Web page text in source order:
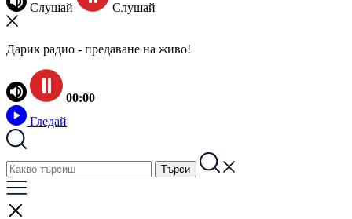
Слушай Слушай
Дарик радио - предаване на живо!
00:00
Гледай